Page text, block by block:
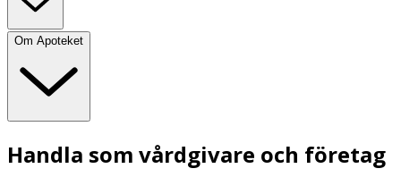
Om Apoteket
Handla som vårdgivare och företag